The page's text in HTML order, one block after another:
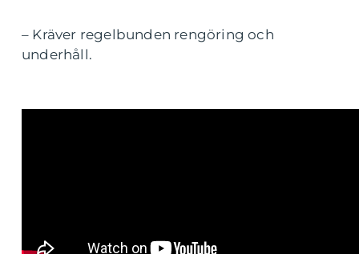
– Kräver regelbunden rengöring och
underhåll.